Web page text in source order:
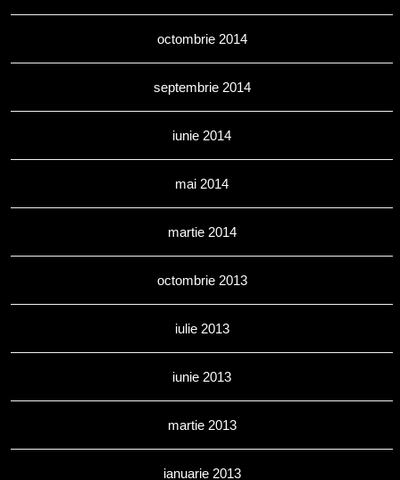
octombrie 2014
septembrie 2014
iunie 2014
mai 2014
martie 2014
octombrie 2013
iulie 2013
iunie 2013
martie 2013
ianuarie 2013